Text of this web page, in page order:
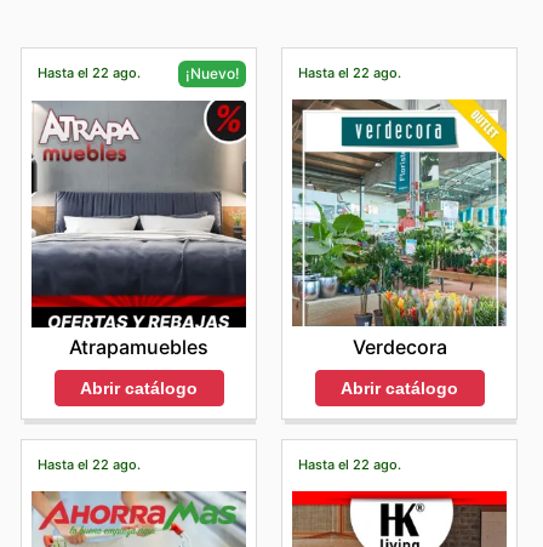
Hasta el 22 ago. ¡Nuevo!
Atrapamuebles
Abrir catálogo
Hasta el 22 ago.
Verdecora
Abrir catálogo
Hasta el 22 ago. Hasta el 22 ago.